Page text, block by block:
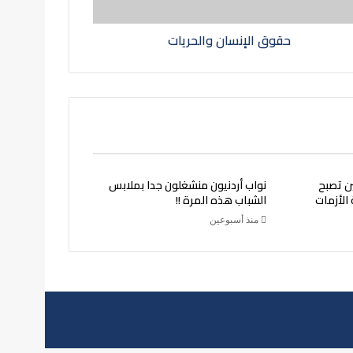
حقوق الإنسان والحريات
تصبح نواب أردنيون منشغلون جدا بملابس
الشباب هذه المرة !!
منذ أسبوعين